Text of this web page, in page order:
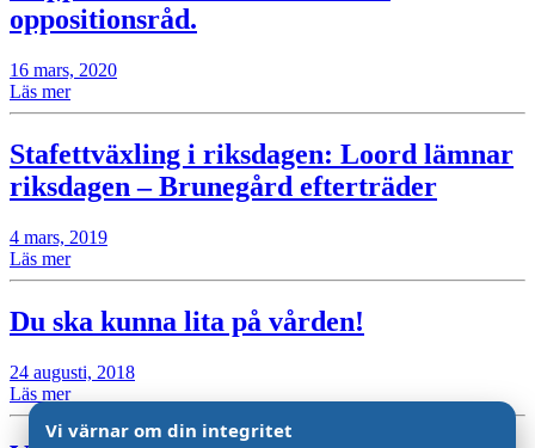
oppositionsråd.
16 mars, 2020
Läs mer
Stafettväxling i riksdagen: Loord lämnar
riksdagen – Brunegård efterträder
4 mars, 2019
Läs mer
Du ska kunna lita på vården!
24 augusti, 2018
Läs mer
Vi värnar om din integritet